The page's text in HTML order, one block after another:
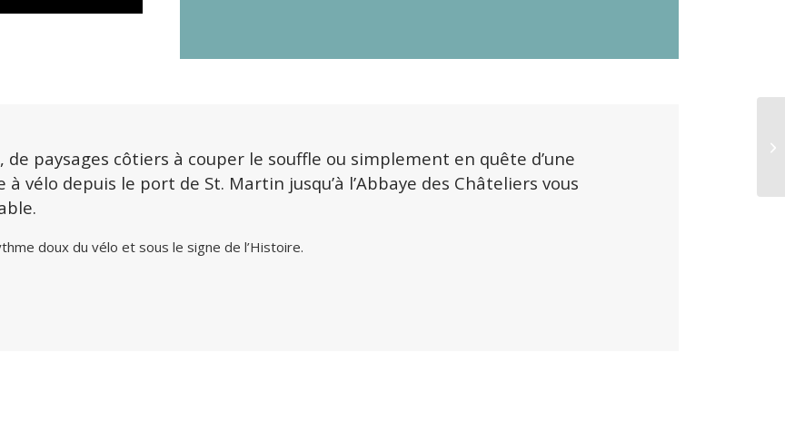
de paysages côtiers à couper le souffle ou simplement en quête d’une
vélo depuis le port de St. Martin jusqu’à l’Abbaye des Châteliers vous
doux du vélo et sous le signe de l’Histoire.